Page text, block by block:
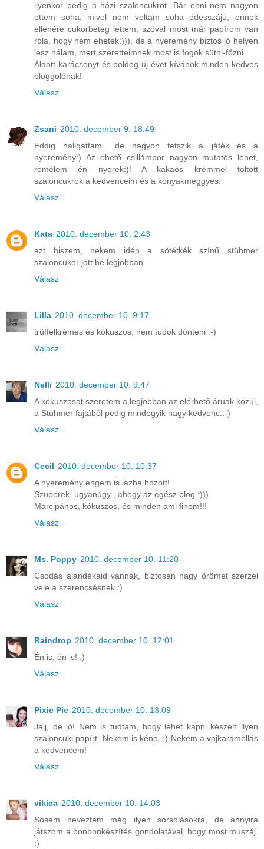
ilyenkor pedig a házi szaloncukrot. Bár enni nem nagyon
ettem soha, mivel nem voltam soha édesszájú, ennek
ellenére cukorbeteg lettem, szóval most már papírom van
róla, hogy nem ehetek:))), de a nyeremény biztos jó helyen
lesz nálam, mert szeretteimnek most is fogok sütni-főzni.
Áldott karácsonyt és boldog új évet kívánok minden kedves
bloggolónak!
Válasz
Zsani 2010. december 9. 18:49
Eddig hallgattam.. de nagyon tetszik a játék és a
nyeremény:) Az ehető csillámpor nagyon mutatós lehet,
remélem én nyerek:)! A kakaós krémmel töltött
szaloncukrok a kedvenceim és a konyakmeggyes.
Válasz
Kata 2010. december 10. 2:43
azt hiszem, nekem idén a sötétkék színű stühmer
szaloncukor jött be legjobban
Válasz
Lilla 2010. december 10. 9:17
trüffelkrémes és kókuszos, nem tudok dönteni :-)
Válasz
Nelli 2010. december 10. 9:47
A kókuszosat szeretem a legjobban az elérhető áruak közül,
a Stühmer fajtából pedig mindegyik nagy kedvenc.:-)
Válasz
Cecil 2010. december 10. 10:37
A nyeremény engem is lázba hozott!
Szuperek, ugyanúgy , ahogy az egész blog :)))
Marcipános, kókuszos, és minden ami finom!!!
Válasz
Ms. Poppy 2010. december 10. 11:20
Csodás ajándékaid vannak, biztosan nagy örömet szerzel
vele a szerencsésnek.:)
Válasz
Raindrop 2010. december 10. 12:01
Én is, én is! :)
Válasz
Pixie Pie 2010. december 10. 13:09
Jajj, de jó! Nem is tudtam, hogy lehet kapni készen ilyen
szaloncuki papírt. Nekem is kéne. ;) Nekem a vajkaramellás
a kedvencem!
Válasz
vikica 2010. december 10. 14:03
Sosem neveztem még ilyen sorsolásokra, de annyira
játszom a bonbonkészítés gondolatával, hogy most muszáj.
:)